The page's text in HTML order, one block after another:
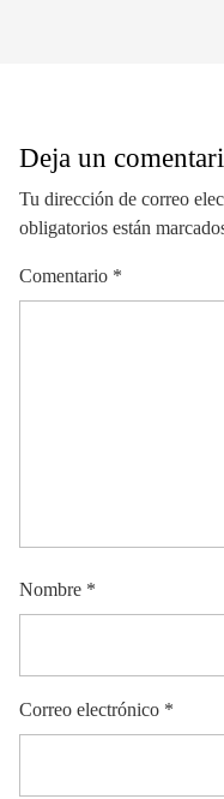
Deja un
Tu dirección de correo
obligatorios están
Comentario *
Nombre *
Correo electrónico *